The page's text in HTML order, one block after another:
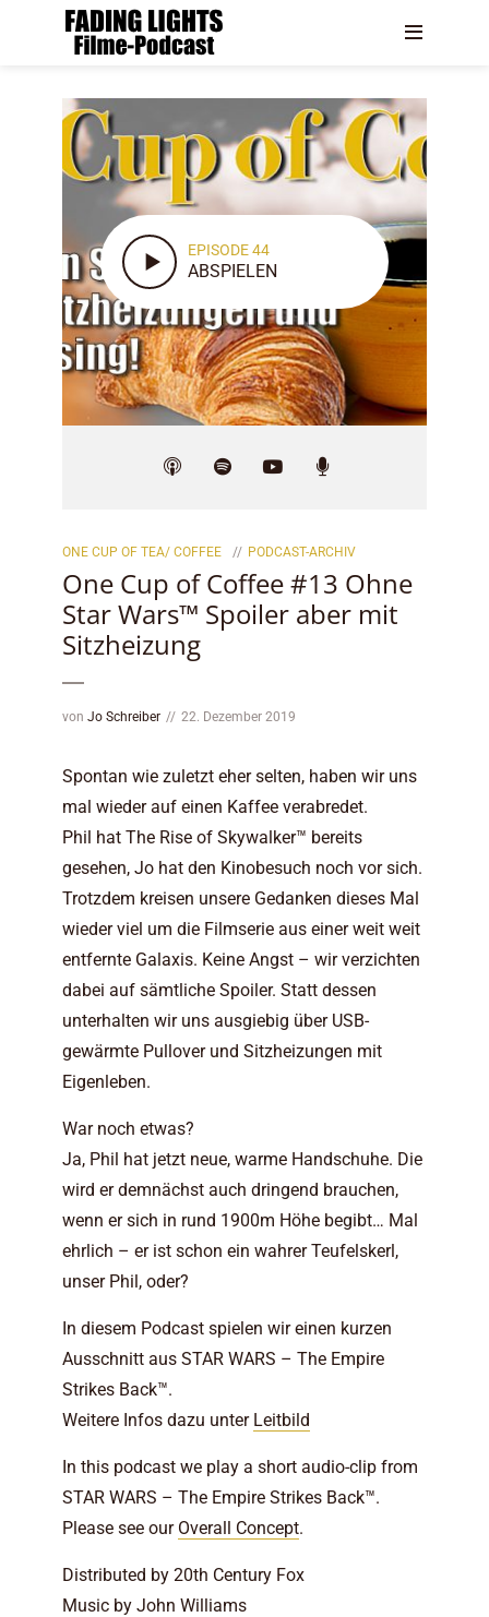
EPISODE 44
ABSPIELEN
ONE CUP OF TEA/ COFFEE PODCAST-ARCHIV
One Cup of Coffee #13 Ohne
Star Wars™ Spoiler aber mit
Sitzheizung
von Jo Schreiber 22. Dezember 2019
Spontan wie zuletzt eher selten, haben wir uns
mal wieder auf einen Kaffee verabredet.
Phil hat The Rise of Skywalker™ bereits
gesehen, Jo hat den Kinobesuch noch vor sich.
Trotzdem kreisen unsere Gedanken dieses Mal
wieder viel um die Filmserie aus einer weit weit
entfernte Galaxis. Keine Angst – wir verzichten
dabei auf sämtliche Spoiler. Statt dessen
unterhalten wir uns ausgiebig über USB-
gewärmte Pullover und Sitzheizungen mit
Eigenleben.
War noch etwas?
Ja, Phil hat jetzt neue, warme Handschuhe. Die
wird er demnächst auch dringend brauchen,
wenn er sich in rund 1900m Höhe begibt… Mal
ehrlich – er ist schon ein wahrer Teufelskerl,
unser Phil, oder?
In diesem Podcast spielen wir einen kurzen
Ausschnitt aus STAR WARS – The Empire
Strikes Back™.
Weitere Infos dazu unter Leitbild
In this podcast we play a short audio-clip from
STAR WARS – The Empire Strikes Back™.
Please see our Overall Concept.
Distributed by 20th Century Fox
Music by John Williams